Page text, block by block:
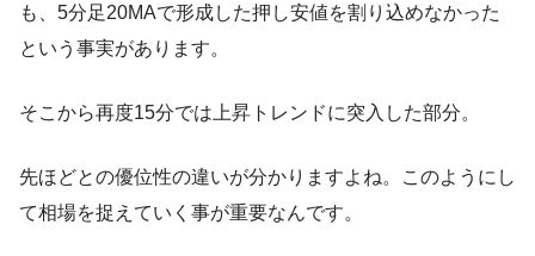
も、5分足20MAで形成した押し安値を割り込めなかった
という事実があります。
そこから再度15分では上昇トレンドに突入した部分。
先ほどとの優位性の違いが分かりますよね。このようにし
て相場を捉えていく事が重要なんです。